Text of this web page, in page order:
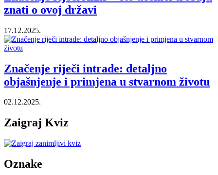
znati o ovoj državi
17.12.2025.
Značenje riječi intrade: detaljno
objašnjenje i primjena u stvarnom životu
02.12.2025.
Zaigraj Kviz
Oznake